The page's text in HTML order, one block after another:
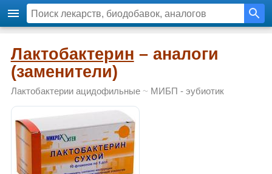
Лактобактерин – аналоги
(заменители)
Лактобактерии ацидофильные~ МИБП - эубиотик